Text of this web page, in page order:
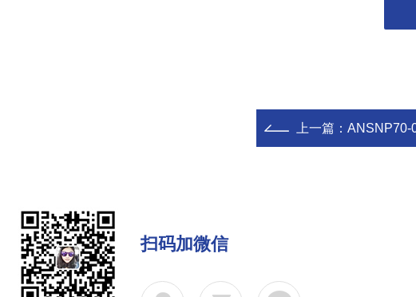
上一篇： ANSNP70-
扫码加微信